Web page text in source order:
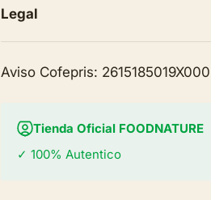
Legal
Aviso Cofepris:
Tienda Oficial FOODNATURE
✓ 100% Autentico